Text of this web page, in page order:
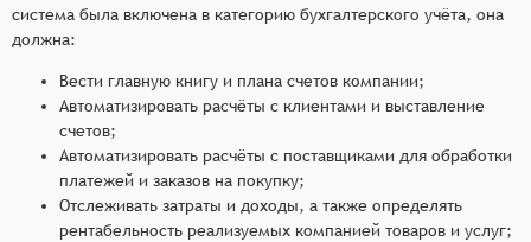
система была включена в категорию бухгалтерского учёта, она
должна:
Вести главную книгу и плана счетов компании;
Автоматизировать расчёты с клиентами и выставление
счетов;
Автоматизировать расчёты с поставщиками для обработки
платежей и заказов на покупку;
Отслеживать затраты и доходы, а также определять
рентабельность реализуемых компанией товаров и услуг;